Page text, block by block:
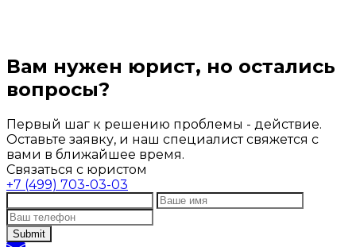
Вам нужен юрист, но остались
вопросы?
Первый шаг к решению проблемы - действие.
Оставьте заявку, и наш специалист свяжется с
вами в ближайшее время.
Связаться с юристом
+7 (499) 703-03-03